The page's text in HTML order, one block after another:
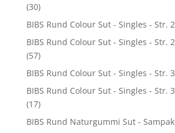
(30)
BIBS Rund Colour Sut - Singles - Str. 2
BIBS Rund Colour Sut - Singles - Str.
(57)
BIBS Rund Colour Sut - Singles - Str. 3
BIBS Rund Colour Sut - Singles - Str.
(17)
BIBS Rund Naturgummi Sut - Sampak